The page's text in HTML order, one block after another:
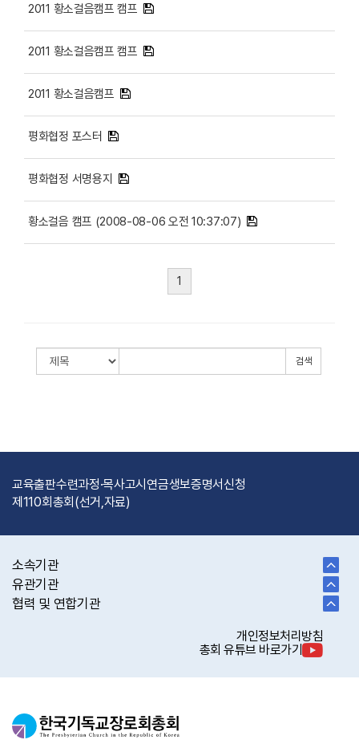
2011 황소걸음캠프 캠프
2011 황소걸음캠프 캠프
2011 황소걸음캠프
평화협정 포스터
평화협정 서명용지
황소걸음 캠프 (2008-08-06 오전 10:37:07)
1
검색
교육출판수련과정·목사고시 연금생보증명서신청
제110회총회(선거,자료)
소속기관
유관기관
협력 및 연합기관
개인정보처리방침
총회 유튜브 바로가기